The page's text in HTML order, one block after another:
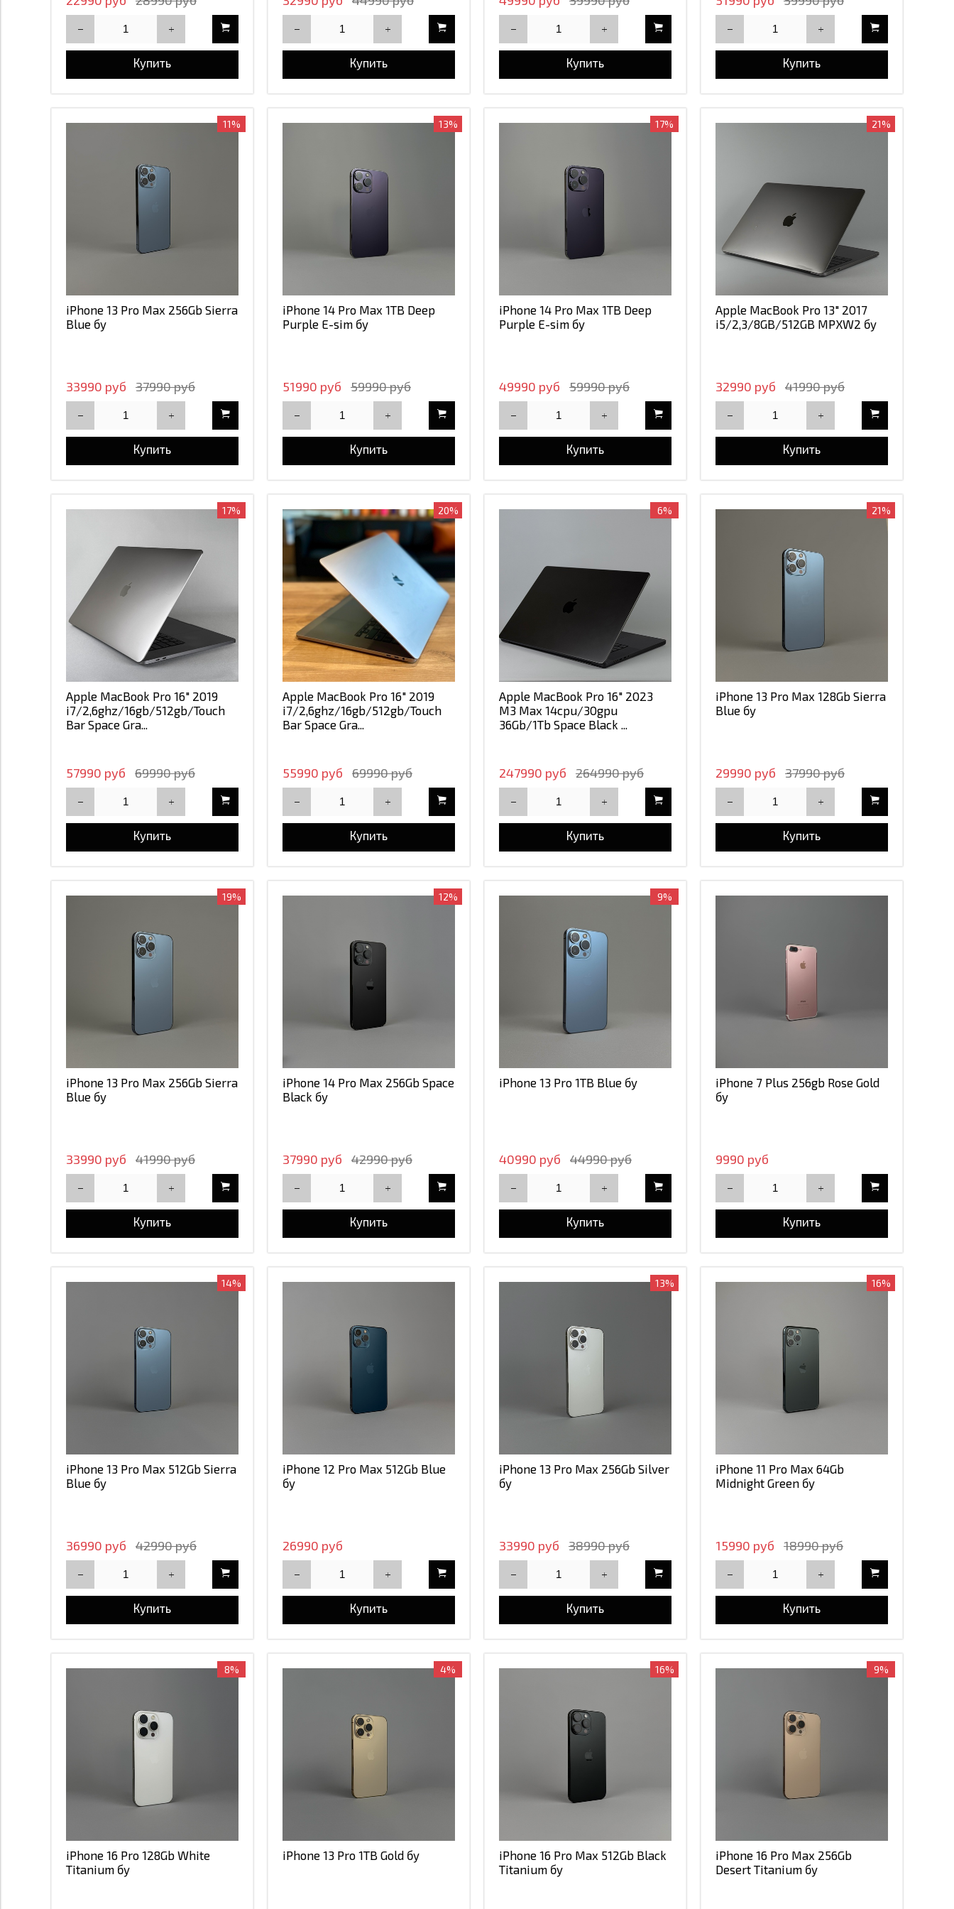
iPhone 13
iPhone 12 Pro Max
iPhone 12 mini
iPhone 11 Pro Max
iPhone XS Max
iPhone 7 Plus
iPhone 17 Pro
розовый
Бежевый (Desert Titanium)
оранжевый
Купить Купить Купить Купить
11%
iPhone 13 Pro Max 256Gb Sierra
Blue бу
33990 руб 37990 руб
Купить
13%
iPhone 14 Pro Max 1TB Deep
Purple E-sim бу
51990 руб 59990 руб
Купить
17%
iPhone 14 Pro Max 1TB Deep
Purple E-sim бу
49990 руб 59990 руб
Купить
21%
Apple MacBook Pro 13" 2017
i5/2,3/8GB/512GB MPXW2 бу
32990 руб 41990 руб
Купить
17%
Apple MacBook Pro 16" 2019
i7/2,6ghz/16gb/512gb/Touch
Bar Space Gra...
57990 руб 69990 руб
Купить
20%
Apple MacBook Pro 16" 2019
i7/2,6ghz/16gb/512gb/Touch
Bar Space Gra...
55990 руб 69990 руб
Купить
6%
Apple MacBook Pro 16" 2023
M3 Max 14cpu/30gpu
36Gb/1Tb Space Black ...
247990 руб 264990 руб
Купить
21%
iPhone 13 Pro Max 128Gb Sierra
Blue бу
29990 руб 37990 руб
Купить
19%
iPhone 13 Pro Max 256Gb Sierra
Blue бу
33990 руб 41990 руб
Купить
12%
iPhone 14 Pro Max 256Gb Space
Black бу
37990 руб 42990 руб
Купить
9%
iPhone 13 Pro 1TB Blue бу
40990 руб 44990 руб
Купить
iPhone 7 Plus 256gb Rose Gold
бу
9990 руб
Купить
14%
iPhone 13 Pro Max 512Gb Sierra
Blue бу
36990 руб 42990 руб
Купить
iPhone 12 Pro Max 512Gb Blue
бу
26990 руб
Купить
13%
iPhone 13 Pro Max 256Gb Silver
бу
33990 руб 38990 руб
Купить
16%
iPhone 11 Pro Max 64Gb
Midnight Green бу
15990 руб 18990 руб
Купить
8%
iPhone 16 Pro 128Gb White
Titanium бу
4%
iPhone 13 Pro 1TB Gold бу
16%
iPhone 16 Pro Max 512Gb Black
Titanium бу
9%
iPhone 16 Pro Max 256Gb
Desert Titanium бу